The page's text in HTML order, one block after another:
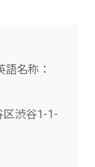
名称：
区渋谷1-1-